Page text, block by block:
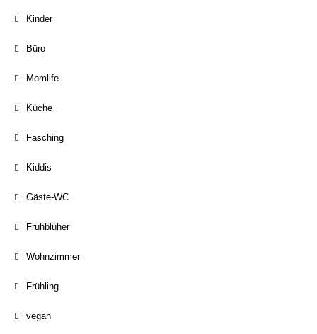
Kinder
Büro
Momlife
Küche
Fasching
Kiddis
Gäste-WC
Frühblüher
Wohnzimmer
Frühling
vegan